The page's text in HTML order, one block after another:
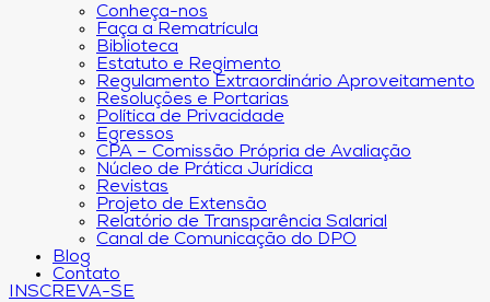
Conheça-nos
Faça a Rematrícula
Biblioteca
Estatuto e Regimento
Regulamento Extraordinário Aproveitamento
Resoluções e Portarias
Política de Privacidade
Egressos
CPA – Comissão Própria de Avaliação
Núcleo de Prática Jurídica
Revistas
Projeto de Extensão
Relatório de Transparência Salarial
Canal de Comunicação do DPO
Blog
Contato
INSCREVA-SE